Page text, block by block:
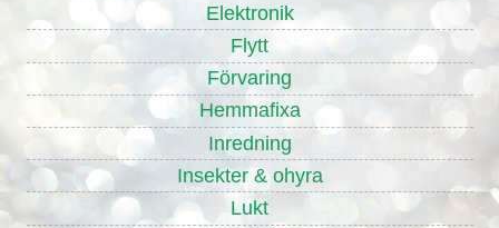
Elektronik
Flytt
Förvaring
Hemmafixa
Inredning
Insekter & ohyra
Lukt